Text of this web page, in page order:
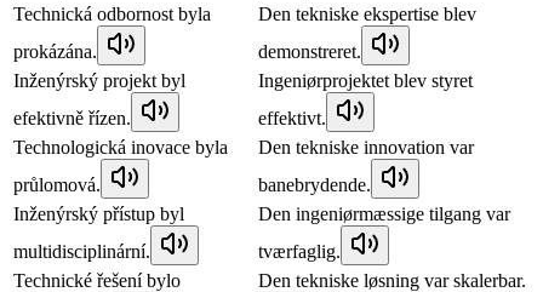
Technická odbornost byla
prokázána.
Den tekniske ekspertise blev
demonstreret.
Inženýrský projekt byl
efektivně řízen.
Ingeniørprojektet blev styret
effektivt.
Technologická inovace byla
průlomová.
Den tekniske innovation var
banebrydende.
Inženýrský přístup byl
multidisciplinární.
Den ingeniørmæssige tilgang var
tværfaglig.
Technické řešení bylo
Den tekniske løsning var skalerbar.